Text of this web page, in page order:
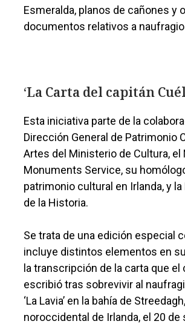
Esmeralda, planos de cañones y
documentos relativos a
‘La Carta del capitán
Esta iniciativa parte de la
Dirección General de Patrimonio
Artes del Ministerio de Cultura, el
Monuments Service, su
patrimonio cultural en Irlanda, y la
de la Historia.
Se trata de una edición especial
incluye distintos elementos en
la transcripción de la carta que el
escribió tras sobrevivir al
‘La Lavia’ en la bahía de
noroccidental de Irlanda, el 20